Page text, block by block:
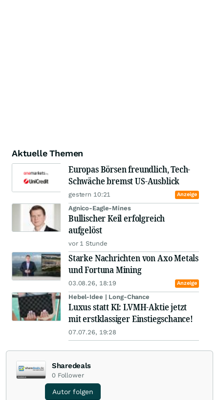
Aktuelle Themen
Europas Börsen freundlich, Tech-
Schwäche bremst US-Ausblick
gestern 10:21 Anzeige
Agnico-Eagle-Mines
Bullischer Keil erfolgreich
aufgelöst
vor 1 Stunde
Starke Nachrichten von Axo Metals
und Fortuna Mining
03.08.26, 18:19 Anzeige
Hebel-Idee | Long-Chance
Luxus statt KI: LVMH-Aktie jetzt
mit erstklassiger Einstiegschance!
07.07.26, 19:28
Sharedeals
0 Follower
Autor folgen